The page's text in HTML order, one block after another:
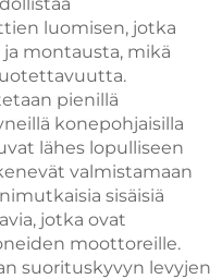
luomisen, jotka
montausta, mikä
pienillä
konepohjaisilla
lähes lopulliseen
valmistamaan
sisäisiä
jotka ovat
moottoreille.
suorituskyvyn levyjen